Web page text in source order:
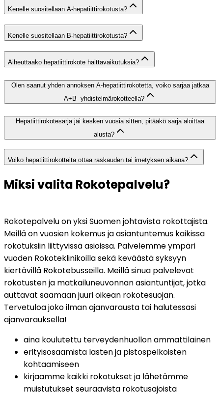
Kenelle suositellaan A-hepatiittirokotusta?
Kenelle suositellaan B-hepatiittirokotusta?
Aiheuttaako hepatiittirokote haittavaikutuksia?
Olen saanut yhden annoksen A-hepatiittirokotetta, voiko sarjaa jatkaa
A+B- yhdistelmärokotteella?
Hepatiittirokotesarja jäi kesken vuosia sitten, pitääkö sarja aloittaa
alusta?
Voiko hepatiittirokotteita ottaa raskauden tai imetyksen aikana?
Miksi valita Rokotepalvelu?
Rokotepalvelu on yksi Suomen johtavista rokottajista.
Meillä on vuosien kokemus ja asiantuntemus kaikissa
rokotuksiin liittyvissä asioissa. Palvelemme ympäri
vuoden Rokoteklinikoilla sekä keväästä syksyyn
kiertävillä Rokotebusseilla. Meillä sinua palvelevat
rokotusten ja matkailuneuvonnan asiantuntijat, jotka
auttavat saamaan juuri oikean rokotesuojan.
Tervetuloa joko ilman ajanvarausta tai halutessasi
ajanvarauksella!
aina koulutettu terveydenhuollon ammattilainen
erityisosaamista lasten ja pistospelkoisten
kohtaamiseen
kirjaamme kaikki rokotukset ja lähetämme
muistutukset seuraavista rokotusajoista